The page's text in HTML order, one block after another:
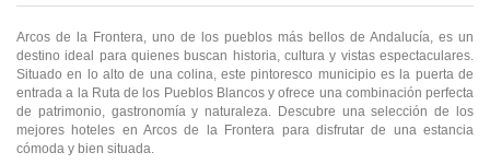
Arcos de la Frontera, uno de los pueblos más bellos de Andalucía, es un
destino ideal para quienes buscan historia, cultura y vistas espectaculares.
Situado en lo alto de una colina, este pintoresco municipio es la puerta de
entrada a la Ruta de los Pueblos Blancos y ofrece una combinación perfecta
de patrimonio, gastronomía y naturaleza. Descubre una selección de los
mejores hoteles en Arcos de la Frontera para disfrutar de una estancia
cómoda y bien situada.